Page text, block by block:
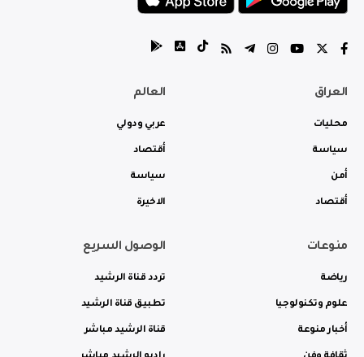
العراق
محليات
سياسة
أمن
أقتصاد
العالم
عربي ودولي
أقتصاد
سياسة
الاخيرة
منوعات
رياضة
علوم وتكنولوجيا
أخبار منوعة
الوصول السريع
تردد قناة الرشيد
تطبيق قناة الرشيد
قناة الرشيد مباشر